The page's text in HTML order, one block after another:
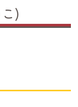
)